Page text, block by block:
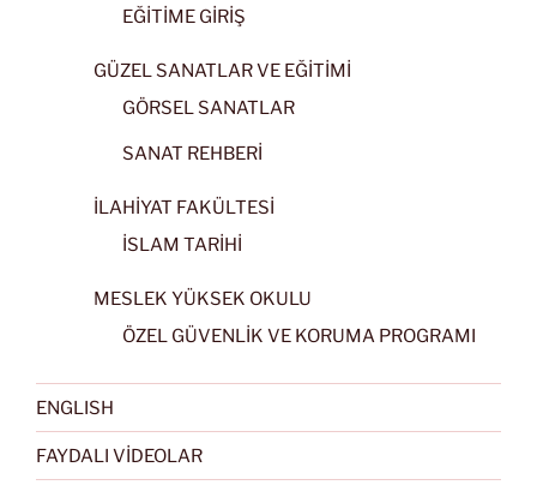
EĞİTİME GİRİŞ
GÜZEL SANATLAR VE EĞİTİMİ
GÖRSEL SANATLAR
SANAT REHBERİ
İLAHİYAT FAKÜLTESİ
İSLAM TARİHİ
MESLEK YÜKSEK OKULU
ÖZEL GÜVENLİK VE KORUMA PROGRAMI
ENGLISH
FAYDALI VİDEOLAR